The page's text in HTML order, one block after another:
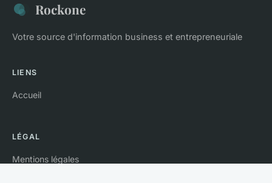
Rockone
Votre source d'information business et entrepreneuriale
LIENS
Accueil
LÉGAL
Mentions légales